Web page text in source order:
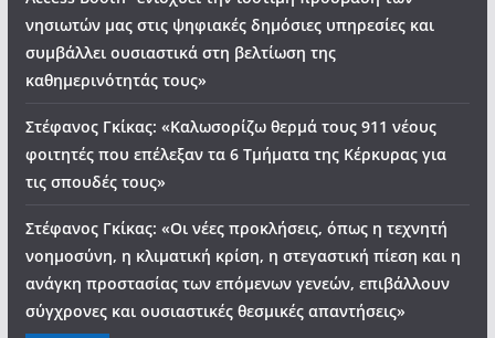
νησιωτών μας στις ψηφιακές δημόσιες υπηρεσίες και
συμβάλλει ουσιαστικά στη βελτίωση της
καθημερινότητάς τους»
Στέφανος Γκίκας: «Καλωσορίζω θερμά τους 911 νέους
φοιτητές που επέλεξαν τα 6 Τμήματα της Κέρκυρας για
τις σπουδές τους»
Στέφανος Γκίκας: «Οι νέες προκλήσεις, όπως η τεχνητή
νοημοσύνη, η κλιματική κρίση, η στεγαστική πίεση και η
ανάγκη προστασίας των επόμενων γενεών, επιβάλλουν
σύγχρονες και ουσιαστικές θεσμικές απαντήσεις»